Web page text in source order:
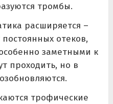
тромбы.
расширяется –
отеков,
заметными к
проходить, но в
трофические